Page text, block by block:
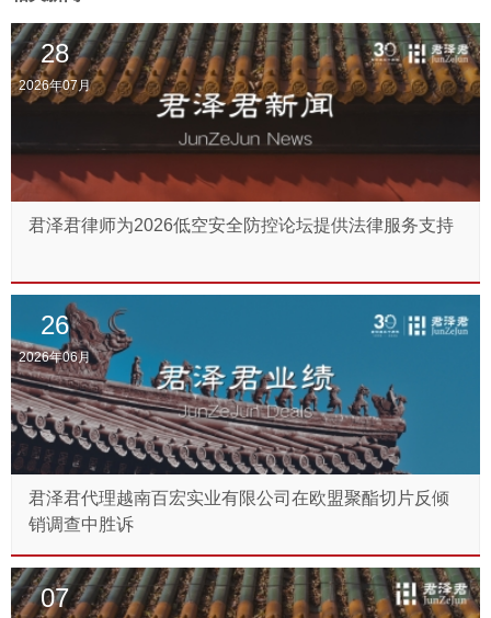
28
2026年07月
君泽君律师为2026低空安全防控论坛提供法律服务支持
26
2026年06月
君泽君代理越南百宏实业有限公司在欧盟聚酯切片反倾
销调查中胜诉
07